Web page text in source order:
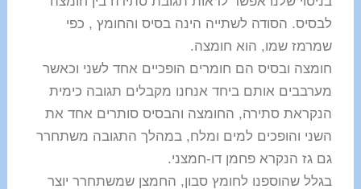
לבסיס. הסודה לשתייה הינה בסיס והחומץ , כפי
שמרמז שמו, הוא חומצה.
חומצה ובסיס הם חומרים הופכיים אחד לשני וכאשר
מערבבים אותם ביחד אנחנו מקבלים תגובה כימית
הנקראת סתירה, החומצה והבסיס סותרים אחד את
השני והופכים למים ומלח, במהלך התגובה משתחרר
גם גז הנקרא פחמן דו-חמצני.
בגלל שהוספנו לחומץ סבון, החמצן שמשתחרר יוצר